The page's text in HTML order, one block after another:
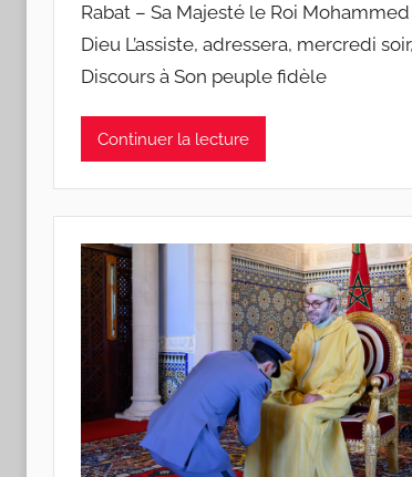
Rabat – Sa Majesté le Roi
Dieu L’assiste, adressera, mercredi
Discours à Son peuple fidèle
Continuer la lecture